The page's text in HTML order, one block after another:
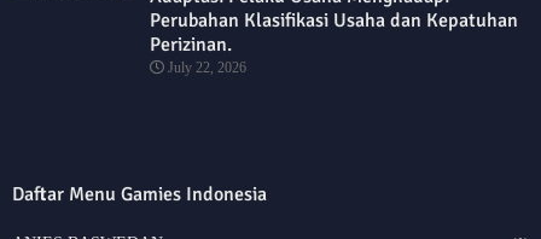
Perubahan Klasifikasi Usaha dan Kepatuhan
Perizinan.
July 22, 2026
Daftar Menu Gamies Indonesia